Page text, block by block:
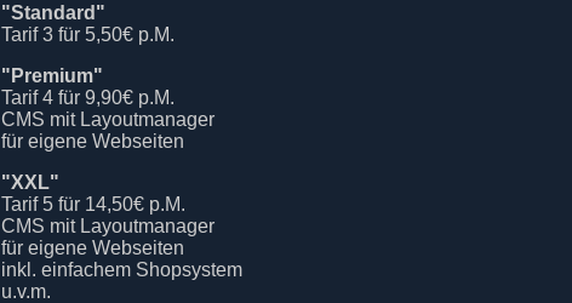
"Standard"
Tarif 3 für 5,50€ p.M.
"Premium"
Tarif 4 für 9,90€ p.M.
CMS mit Layoutmanager
für eigene Webseiten
"XXL"
Tarif 5 für 14,50€ p.M.
CMS mit Layoutmanager
für eigene Webseiten
inkl. einfachem Shopsystem
u.v.m.